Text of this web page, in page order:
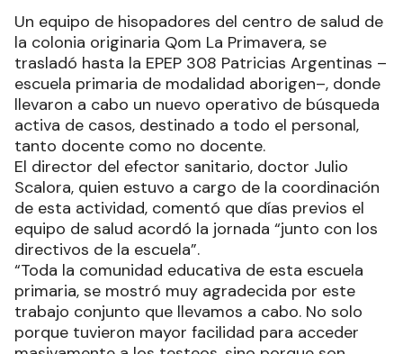
Un equipo de hisopadores del centro de salud de
la colonia originaria Qom La Primavera, se
trasladó hasta la EPEP 308 Patricias Argentinas –
escuela primaria de modalidad aborigen–, donde
llevaron a cabo un nuevo operativo de búsqueda
activa de casos, destinado a todo el personal,
tanto docente como no docente.
El director del efector sanitario, doctor Julio
Scalora, quien estuvo a cargo de la coordinación
de esta actividad, comentó que días previos el
equipo de salud acordó la jornada “junto con los
directivos de la escuela”.
“Toda la comunidad educativa de esta escuela
primaria, se mostró muy agradecida por este
trabajo conjunto que llevamos a cabo. No solo
porque tuvieron mayor facilidad para acceder